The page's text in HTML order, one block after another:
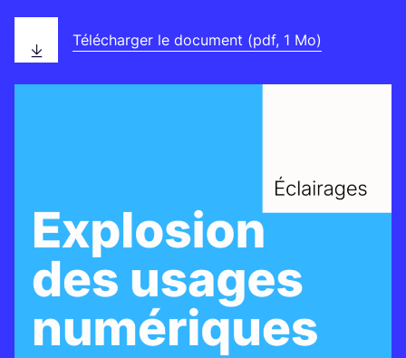
Télécharger le document (pdf, 1 Mo)